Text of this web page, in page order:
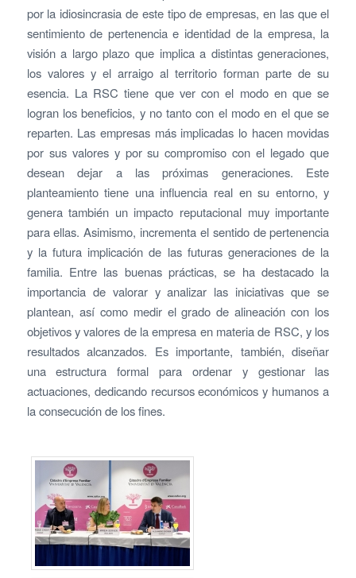
por la idiosincrasia de este tipo de empresas, en las que el
sentimiento de pertenencia e identidad de la empresa, la
visión a largo plazo que implica a distintas generaciones,
los valores y el arraigo al territorio forman parte de su
esencia. La RSC tiene que ver con el modo en que se
logran los beneficios, y no tanto con el modo en el que se
reparten. Las empresas más implicadas lo hacen movidas
por sus valores y por su compromiso con el legado que
desean dejar a las próximas generaciones. Este
planteamiento tiene una influencia real en su entorno, y
genera también un impacto reputacional muy importante
para ellas. Asimismo, incrementa el sentido de pertenencia
y la futura implicación de las futuras generaciones de la
familia. Entre las buenas prácticas, se ha destacado la
importancia de valorar y analizar las iniciativas que se
plantean, así como medir el grado de alineación con los
objetivos y valores de la empresa en materia de RSC, y los
resultados alcanzados. Es importante, también, diseñar
una estructura formal para ordenar y gestionar las
actuaciones, dedicando recursos económicos y humanos a
la consecución de los fines.